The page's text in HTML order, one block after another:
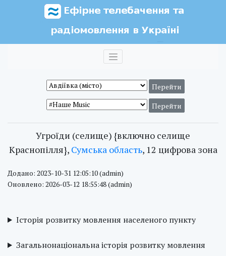
Угроїди (селище) {включно селище
Краснопілля}, Сумська область, 12 цифрова зона
Додано: 2023-10-31 12:05:10 (admin)
Оновлено: 2026-03-12 18:55:48 (admin)
Історія розвитку мовлення населеного пункту
Загальнонаціональна історія розвитку мовлення